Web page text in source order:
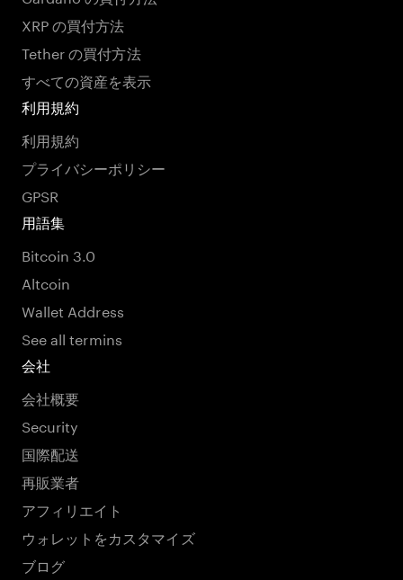
XRP の買付方法
Tether の買付方法
すべての資産を表示
利用規約
利用規約
プライバシーポリシー
GPSR
用語集
Bitcoin 3.0
Altcoin
Wallet Address
See all termins
会社
会社概要
Security
国際配送
再販業者
アフィリエイト
ウォレットをカスタマイズ
ブログ